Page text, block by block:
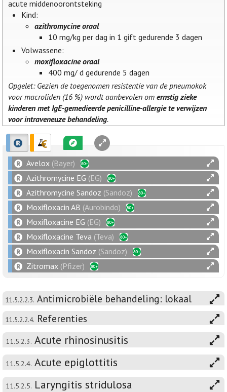
acute middenoorontsteking
Kind:
azithromycine oraal
10 mg/kg per dag in 1 gift gedurende 3 dagen
Volwassene:
moxifloxacine oraal
400 mg/ d gedurende 5 dagen
Opgelet: Gezien de toegenomen resistentie van de pneumokok
voor macroliden (16 %) wordt aanbevolen om ernstig zieke
kinderen met IgE-gemedieerde penicilline-allergie te verwijzen
voor intraveneuze behandeling.
Avelox (Bayer)
Azithromycine EG (EG)
Azithromycine Sandoz (Sandoz)
Moxifloxacin AB (Aurobindo)
Moxifloxacine EG (EG)
Moxifloxacine Teva (Teva)
Moxifloxacin Sandoz (Sandoz)
Zitromax (Pfizer)
11.5.2.2.3. Antimicrobiële behandeling: lokaal
11.5.2.2.4. Referenties
11.5.2.3. Acute rhinosinusitis
11.5.2.4. Acute epiglottitis
11.5.2.5. Laryngitis stridulosa